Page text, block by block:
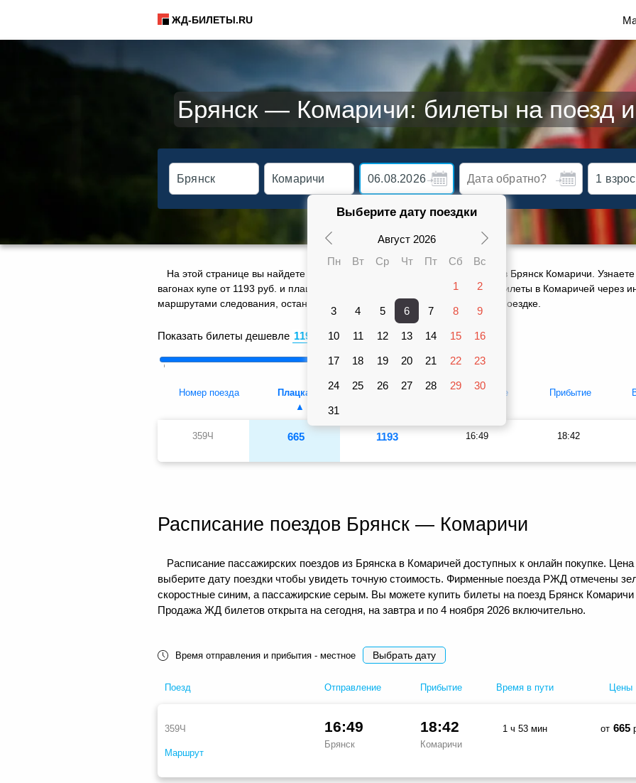
ЖД-БИЛЕТЫ.RU
Брянск — Комаричи: билеты на поезд
Выберите дату поездки
Август 2026
Пн
Вт Ср Чт Пт Сб Вс
1 2
3 4 5 6 7 8 9
10 11 12 13 14 15 16
17 18 19 20 21 22 23
24 25 26 27 28 29 30
31
На этой странице вы найдете актуальное расписание движения поездов Брянск Комаричи.
вагонах купе от 1193 руб. и плацкарте от 665 руб. Сможете заказать ж/д билеты в Комаричей через
маршрутами следования, остановками 1 поезда, оставить отзыв о своей поездке.
Показать билеты дешевле рублей Вагоны
Плацкарт Купе
Номер поезда Плацкарт Купе Отправление Прибытие
359Ч 665 1193 16:49 18:42
Расписание поездов Брянск — Комаричи
Расписание пассажирских поездов из Брянска в Комаричей доступных к онлайн покупке.
выберите дату поездки чтобы увидеть точную стоимость. Фирменные поезда РЖД отмечены
скоростные синим, а пассажирские серым. Вы можете купить билеты на поезд Брянск
Продажа ЖД билетов открыта на сегодня, на завтра и по 4 ноября 2026 включительно.
Время отправления и прибытия - местное Выбрать дату
Поезд Отправление Прибытие Время в пути Цены
359Ч
Маршрут
16:49
Брянск
18:42
Комаричи
1 ч 53 мин от 665